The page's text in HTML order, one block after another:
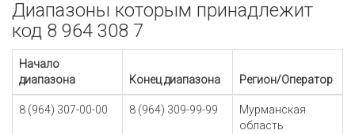
Диапазоны которым принадлежит
код 8 964 308 7
Начало
диапазона
Конец диапазона Регион/Оператор
8 (964) 307-00-00 8 (964) 309-99-99
Мурманская
область